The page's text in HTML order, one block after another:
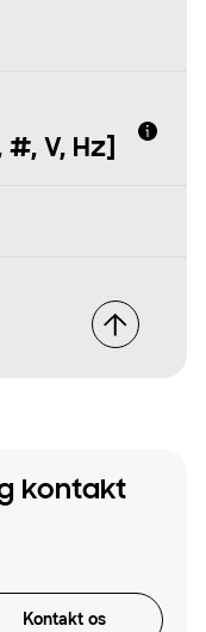
V, Hz]
kontakt
Kontakt os